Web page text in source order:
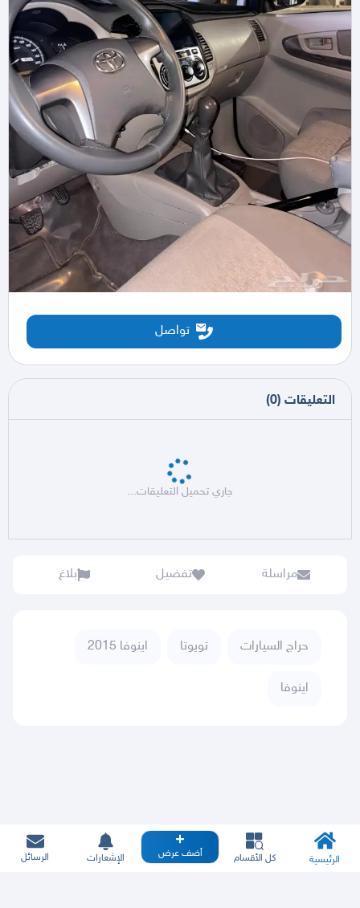
تواصل
التعليقات (
0
)
جاري تحميل التعليقات...
مراسلة تفضيل بلاغ
حراج السيارات تويوتا اينوفا 2015
اينوفا
الرئيسية كل الأقسام أضف عرض الإشعارات الرسائل